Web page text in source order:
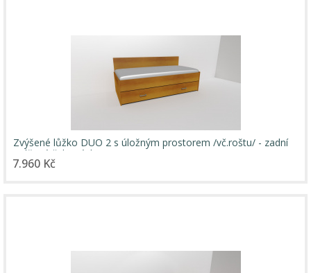
Zvýšené lůžko DUO 2 s úložným prostorem /vč.roštu/ - zadní
zvýšené čelo / úchyty JONY
7.960 Kč